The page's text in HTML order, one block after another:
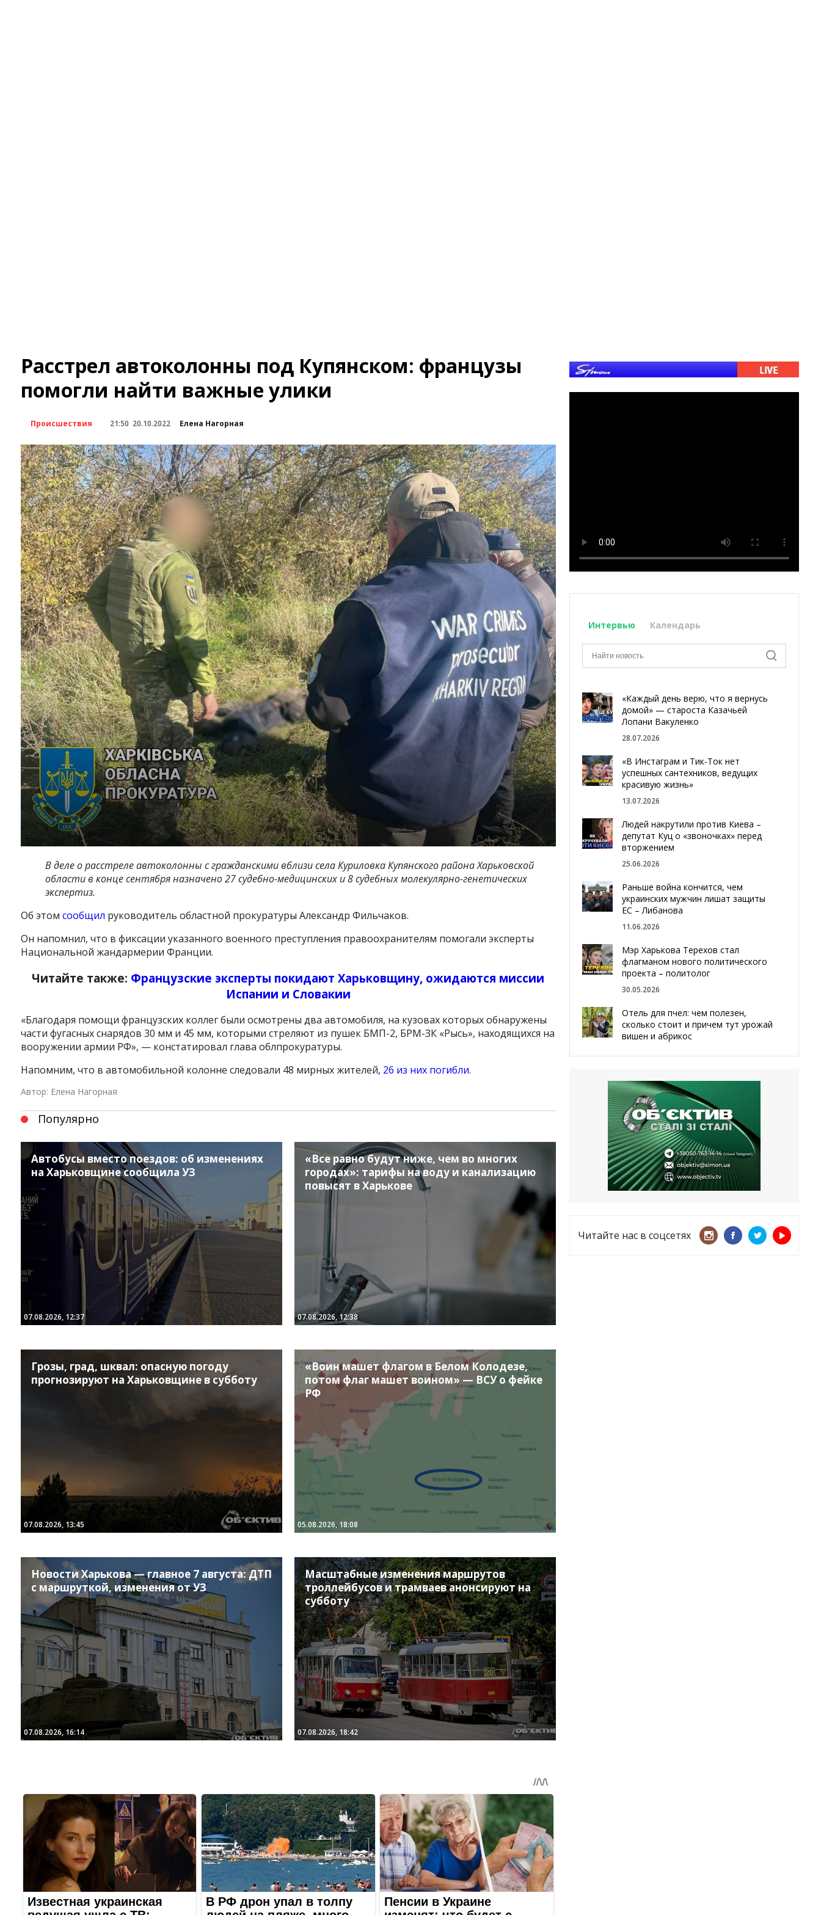
Расстрел автоколонны под Купянском: французы
помогли найти важные улики
Происшествия 21:50 20.10.2022 Елена Нагорная
В деле о расстреле автоколонны с гражданскими вблизи села Куриловка Купянского района Харьковской
области в конце сентября назначено 27 судебно-медицинских и 8 судебных молекулярно-генетических
экспертиз.
Об этом сообщил руководитель областной прокуратуры Александр Фильчаков.
Он напомнил, что в фиксации указанного военного преступления правоохранителям помогали эксперты
Национальной жандармерии Франции.
Читайте также: Французские эксперты покидают Харьковщину, ожидаются миссии
Испании и Словакии
«Благодаря помощи французских коллег были осмотрены два автомобиля, на кузовах которых обнаружены
части фугасных снарядов 30 мм и 45 мм, которыми стреляют из пушек БМП-2, БРМ-ЗК «Рысь», находящихся на
вооружении армии РФ», — констатировал глава облпрокуратуры.
Напомним, что в автомобильной колонне следовали 48 мирных жителей, 26 из них погибли.
Автор: Елена Нагорная
Популярно
Автобусы вместо поездов: об изменениях
на Харьковщине сообщила УЗ
07.08.2026, 12:37
«Все равно будут ниже, чем во многих
городах»: тарифы на воду и канализацию
повысят в Харькове
07.08.2026, 12:38
Грозы, град, шквал: опасную погоду
прогнозируют на Харьковщине в субботу
07.08.2026, 13:45
«Воин машет флагом в Белом Колодезе,
потом флаг машет воином» — ВСУ о фейке
РФ
05.08.2026, 18:08
Новости Харькова — главное 7 августа: ДТП
с маршруткой, изменения от УЗ
07.08.2026, 16:14
Масштабные изменения маршрутов
троллейбусов и трамваев анонсируют на
субботу
07.08.2026, 18:42
Интервью Календарь
«Каждый день верю, что я вернусь
домой» — староста Казачьей
Лопани Вакуленко
28.07.2026
«В Инстаграм и Тик-Ток нет
успешных сантехников, ведущих
красивую жизнь»
13.07.2026
Людей накрутили против Киева –
депутат Куц о «звоночках» перед
вторжением
25.06.2026
Раньше война кончится, чем
украинских мужчин лишат защиты
ЕС – Либанова
11.06.2026
Мэр Харькова Терехов стал
флагманом нового политического
проекта – политолог
30.05.2026
Отель для пчел: чем полезен,
сколько стоит и причем тут урожай
вишен и абрикос
Чугуева, города, который устоял,
несмотря ни на что
21.05.2026
«ТЦК нарушает закон? Пусть
платят!» Как благодаря штрафу
женщину сняли с учета
15.05.2026
Читайте нас в соцсетях
InstagramFacebookTwitterYoutube